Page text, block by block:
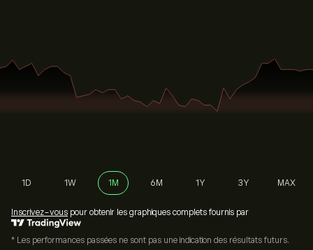
1D 1W 1M 6M 1Y 3Y MAX
Inscrivez-vous pour obtenir les graphiques complets fournis par
* Les performances passées ne sont pas une indication des résultats futurs.